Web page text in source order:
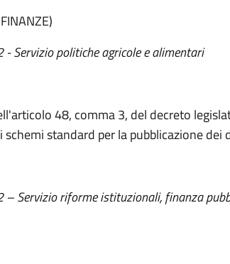
Servizio politiche agricole e alimentari
48, comma 3, del decreto
schemi standard per la pubblicazione dei
Servizio riforme istituzionali, finanza